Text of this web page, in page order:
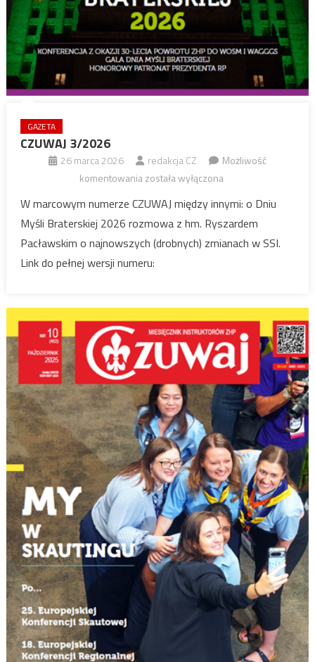
GAZETA
CZUWAJ 3/2026
26 marca 2026 redakcja CZ
Możliwość
komentowaniaCZUWAJ
została wyłączona
W marcowym numerze CZUWAJ między innymi: o Dniu
Myśli Braterskiej 2026 rozmowa z hm. Ryszardem
Pacławskim o najnowszych (drobnych) zmianach w SSI.
Link do pełnej wersji numeru: